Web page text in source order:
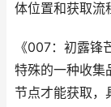
体位置和获取流
《007：初露锋
特殊的一种收集
节点才能获取，